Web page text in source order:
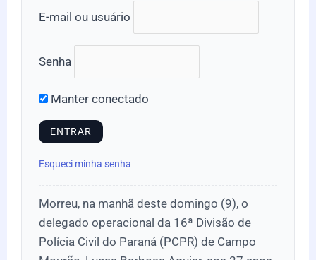
E-mail ou usuário
Senha
Manter conectado
Esqueci minha senha
Morreu, na manhã deste domingo (9), o
delegado operacional da 16ª Divisão de
Polícia Civil do Paraná (PCPR) de Campo